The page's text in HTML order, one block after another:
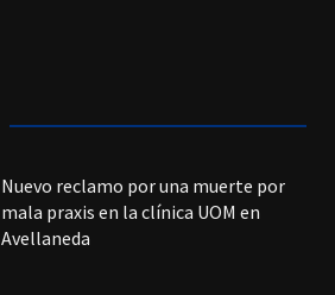
Nuevo reclamo por una muerte por
mala praxis en la clínica UOM en
Avellaneda